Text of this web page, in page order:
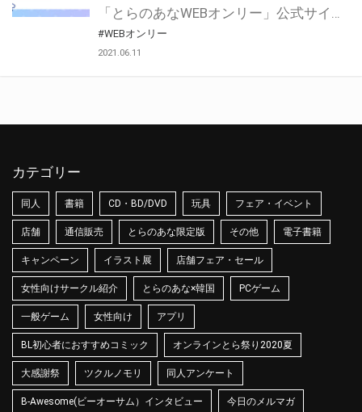
「とらのあなWEBオンリー」公式サイトでとらのあな通販の「割引クーポン」を配布中！ イベントごとに開催当日限定で使える割引クーポンのシリアルコードを発行します。 とらのあなWEBオンリーのページをチェックして、イベント当日にお得にお買い物を楽しみましょう♪ ※本キャンペーンは予告なく終了する場合がございます。 とらのあなWEBオンリーサイトはこちら
#WEBオンリー
2021.06.11
カテゴリー
同人 書籍 CD・BD/DVD 玩具 フェア・イベント
店舗 通信販売 とらのあな限定版 その他 電子書籍
キャンペーン イラスト展 店舗フェア・セール
女性向けサークル紹介 とらのあな×韓国 PCゲーム
一般ゲーム 女性向け アプリ
BL初心者におすすめコミック オンラインとら祭り2020夏
大感謝祭 ツクルノモリ 同人アンケート
B-Awesome(ビーオーサム）インタビュー 今日のメルマガ